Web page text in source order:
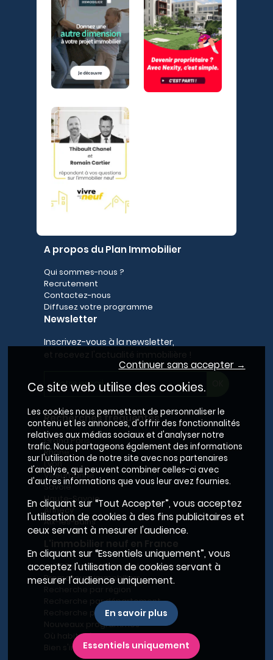
A propos du Plan Immobilier
Qui sommes-nous ?
Recrutement
Contactez-nous
Diffusez votre programme
Newsletter
Inscrivez-vous à la newsletter,
Recherches fréquentes
Grand Paris
Rhône
Lyon
Villeurbanne
Savoie
Haute-Savoie
Annecy
Aix-les-Bains
Le BRS dans la Métropole de Lyon
Promoteurs immobiliers
Recherche par département
Recherche par ville
Nouveaux programmes
Où habiter à Marseille ?
Bien s'installer
Continuer sans accepter →
Ce site web utilise des cookies.
Les cookies nous permettent de personnaliser le
contenu et les annonces, d'offrir des fonctionnalités
relatives aux médias sociaux et d'analyser notre
trafic. Nous partageons également des informations
sur l'utilisation de notre site avec nos partenaires
d'analyse, qui peuvent combiner celles-ci avec
d'autres informations que vous leur avez fournies.
En cliquant sur “Tout Accepter”, vous acceptez
l'utilisation de cookies à des fins publicitaires et
ceux servant à mesurer l'audience.
En cliquant sur “Essentiels uniquement”, vous
acceptez l'utilisation de cookies servant à
mesurer l'audience uniquement.
En savoir plus
Essentiels uniquement